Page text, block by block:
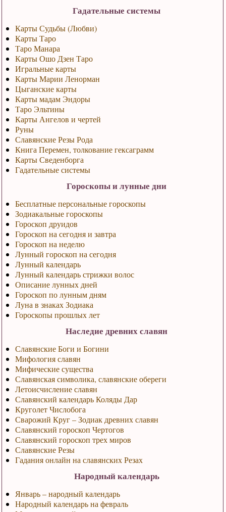
Гадательные системы
Карты Судьбы (Любви)
Карты Таро
Таро Манара
Карты Ошо Дзен Таро
Игральные карты
Карты Марии Ленорман
Цыганские карты
Карты мадам Эндоры
Таро Эльтины
Карты Ангелов и чертей
Руны
Славянские Резы Рода
Книга Перемен, толкование гексаграмм
Карты Сведенборга
Гадательные системы
Гороскопы и лунные дни
Бесплатные персональные гороскопы
Зодиакальные гороскопы
Гороскоп друидов
Гороскоп на сегодня и завтра
Гороскоп на неделю
Лунный гороскоп на сегодня
Лунный календарь
Лунный календарь стрижки волос
Описание лунных дней
Гороскоп по лунным дням
Луна в знаках Зодиака
Гороскопы прошлых лет
Наследие древних славян
Славянские Боги и Богини
Мифология славян
Мифические существа
Славянская символика, славянские обереги
Летоисчисление славян
Славянский календарь Коляды Дар
Круголет Числобога
Сварожий Круг – Зодиак древних славян
Славянский гороскоп Чертогов
Славянский гороскоп трех миров
Славянские Резы
Гадания онлайн на славянских Резах
Народный календарь
Январь – народный календарь
Народный календарь на февраль